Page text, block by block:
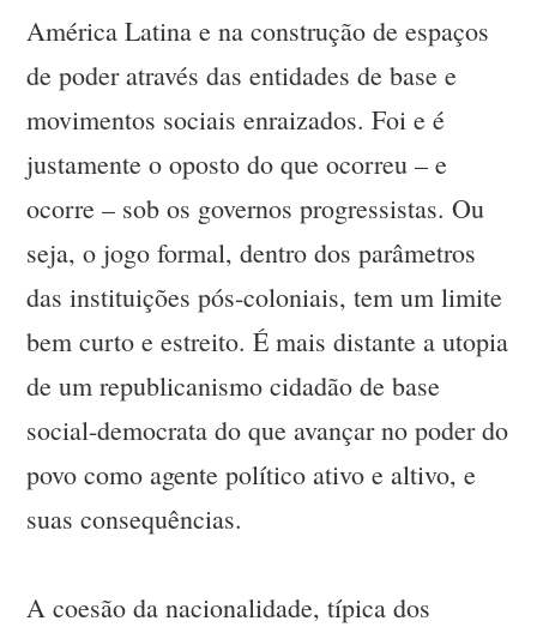
América Latina e na construção de espaços
de poder através das entidades de base e
movimentos sociais enraizados. Foi e é
justamente o oposto do que ocorreu – e
ocorre – sob os governos progressistas. Ou
seja, o jogo formal, dentro dos parâmetros
das instituições pós-coloniais, tem um limite
bem curto e estreito. É mais distante a utopia
de um republicanismo cidadão de base
social-democrata do que avançar no poder do
povo como agente político ativo e altivo, e
suas consequências.
A coesão da nacionalidade, típica dos